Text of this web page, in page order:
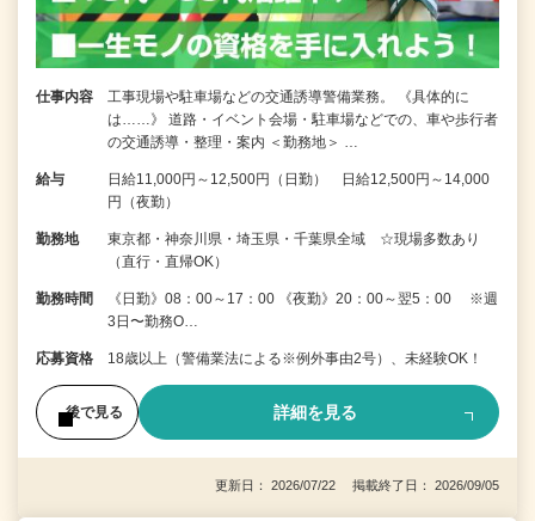
仕事内容
工事現場や駐車場などの交通誘導警備業務。 《具体的に
は……》 道路・イベント会場・駐車場などでの、車や歩行者
の交通誘導・整理・案内 ＜勤務地＞ …
給与
日給11,000円～12,500円（日勤） 日給12,500円～14,000
円（夜勤）
勤務地
東京都・神奈川県・埼玉県・千葉県全域 ☆現場多数あり
（直行・直帰OK）
勤務時間
《日勤》08：00～17：00 《夜勤》20：00～翌5：00 ※週
3日〜勤務O…
応募資格 18歳以上（警備業法による※例外事由2号）、未経験OK！
後で見る 詳細を見る
更新日： 2026/07/22 掲載終了日： 2026/09/05